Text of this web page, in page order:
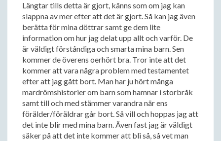
Längtar tills detta är gjort, känns som om jag kan
slappna av mer efter att det är gjort. Så kan jag även
berätta för mina döttrar samt ge dem lite
information om hur jag delat upp allt och varför. De
är väldigt förståndiga och smarta mina barn. Sen
kommer de överens oerhört bra. Tror inte att det
kommer att vara några problem med testamentet
efter att jag gått bort. Man har ju hört många
mardrömshistorier om barn som hamnar i storbråk
samt till och med stämmer varandra när ens
förälder/föräldrar går bort. Så vill och hoppas jag att
det inte blir med mina barn. Även fast jag är väldigt
säker på att det inte kommer att bli så, så vet man